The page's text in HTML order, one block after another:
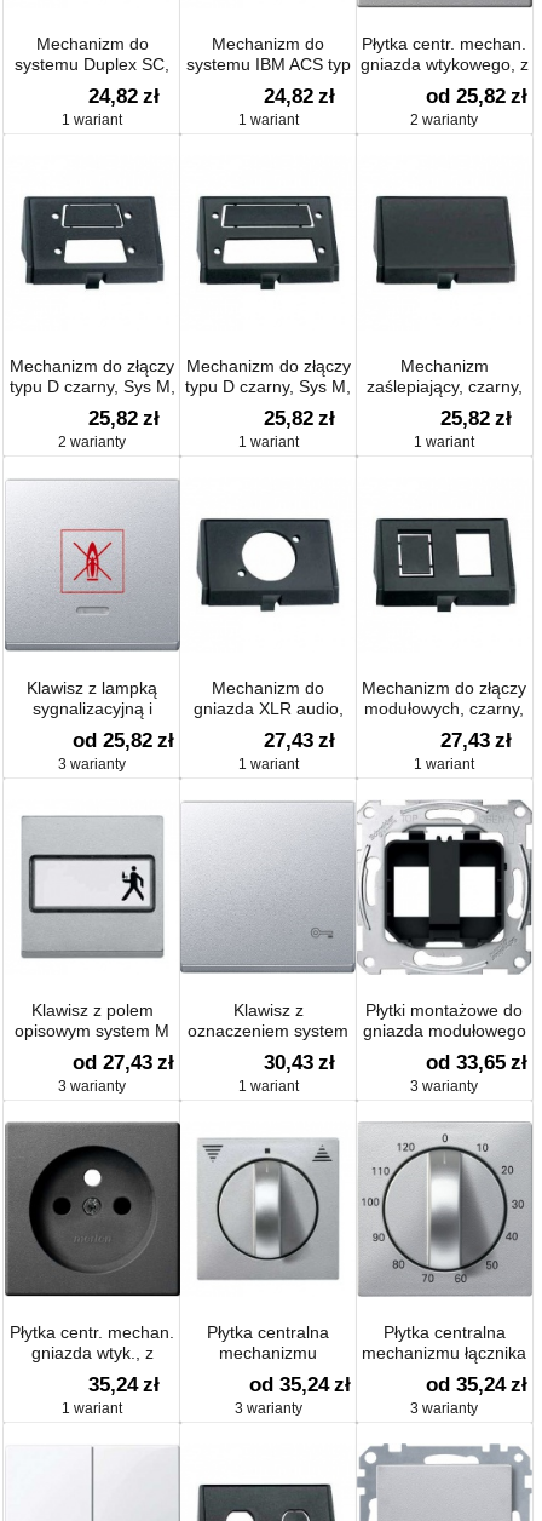
Mechanizm do
systemu Duplex SC,
czarny, system M,
Artec/Antique
24,82 zł
1 wariant
Mechanizm do
systemu IBM ACS typ
Mini C, czarny, Sys M,
Artec/Antique
24,82 zł
1 wariant
Płytka centr. mechan.
gniazda wtykowego, z
uziemieniem
od 25,82 zł
2 warianty
Mechanizm do złączy
typu D czarny, Sys M,
Artec/Antique
25,82 zł
2 warianty
Mechanizm do złączy
typu D czarny, Sys M,
Artec/Antique
25,82 zł
1 wariant
Mechanizm
zaślepiający, czarny,
system M,
Artec/Antique
25,82 zł
1 wariant
Klawisz z lampką
sygnalizacyjną i
oznaczeniem system
M
od 25,82 zł
3 warianty
Mechanizm do
gniazda XLR audio,
czarny, system M,
Artec/Antique
27,43 zł
1 wariant
Mechanizm do złączy
modułowych, czarny,
system M,
Artec/Antique
27,43 zł
1 wariant
Klawisz z polem
opisowym system M
od 27,43 zł
3 warianty
Klawisz z
oznaczeniem system
M
30,43 zł
1 wariant
Płytki montażowe do
gniazda modułowego
od 33,65 zł
3 warianty
Płytka centr. mechan.
gniazda wtyk., z
uziem., przesł.
antracyt, Sys M
35,24 zł
1 wariant
Płytka centralna
mechanizmu
kombinowanego
łącznika żaluzjowego
od 35,24 zł
3 warianty
Płytka centralna
mechanizmu łącznika
czasowego system M
od 35,24 zł
3 warianty